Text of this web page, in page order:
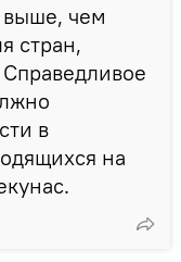
выше, чем
стран,
в
на